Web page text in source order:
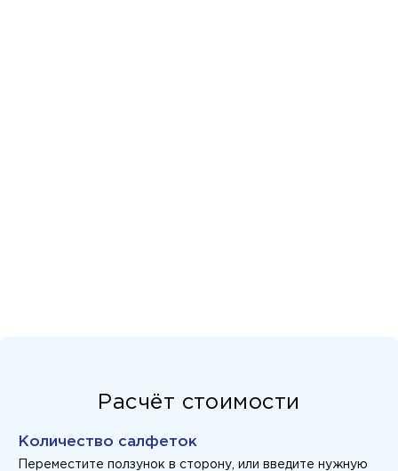
Расчёт стоимости
Количество салфеток
Переместите ползунок в сторону, или введите нужную